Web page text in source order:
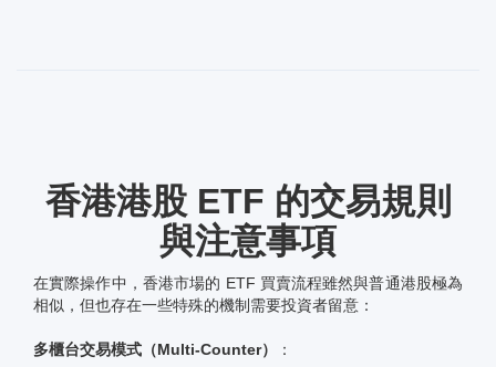
香港港股 ETF 的交易規則
與注意事項
在實際操作中，香港市場的 ETF 買賣流程雖然與普通港股極為
相似，但也存在一些特殊的機制需要投資者留意：
多櫃台交易模式（Multi-Counter） ：